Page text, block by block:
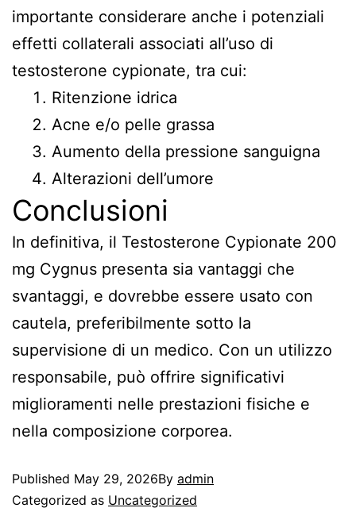
importante considerare anche i potenziali
effetti collaterali associati all’uso di
testosterone cypionate, tra cui:
Ritenzione idrica
Acne e/o pelle grassa
Aumento della pressione sanguigna
Alterazioni dell’umore
Conclusioni
In definitiva, il Testosterone Cypionate 200
mg Cygnus presenta sia vantaggi che
svantaggi, e dovrebbe essere usato con
cautela, preferibilmente sotto la
supervisione di un medico. Con un utilizzo
responsabile, può offrire significativi
miglioramenti nelle prestazioni fisiche e
nella composizione corporea.
Published May 29, 2026By admin
Categorized as Uncategorized